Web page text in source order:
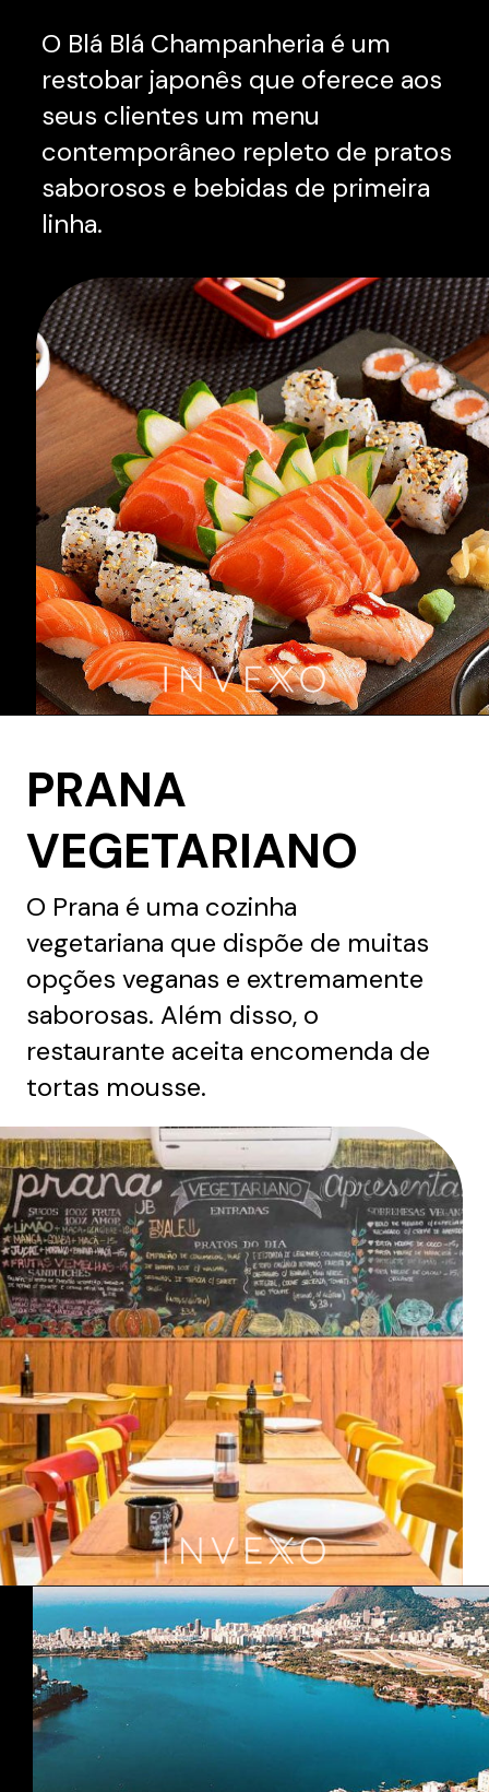
O Blá Blá Champanheria é um
restobar japonês que oferece aos
seus clientes um menu
contemporâneo repleto de pratos
saborosos e bebidas de primeira
linha.
PRANA
VEGETARIANO
O Prana é uma cozinha
vegetariana que dispõe de muitas
opções veganas e extremamente
saborosas. Além disso, o
restaurante aceita encomenda de
tortas mousse.